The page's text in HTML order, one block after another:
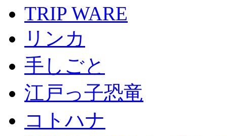
TRIP WARE
リンカ
手しごと
江戸っ子恐竜
コトハナ